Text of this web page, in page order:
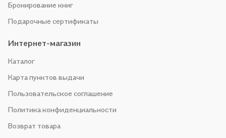
Бронирование книг
Подарочные сертификаты
Интернет-магазин
Каталог
Карта пунктов выдачи
Пользовательское соглашение
Политика конфиденциальности
Возврат товара